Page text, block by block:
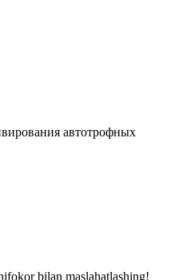
автотрофных
bilan maslahatlashing!